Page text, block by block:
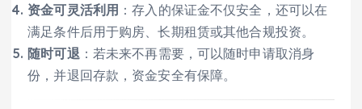
资金可灵活利用 ：存入的保证金不仅安全，还可以在
满足条件后用于购房、长期租赁或其他合规投资。
随时可退 ：若未来不再需要，可以随时申请取消身
份，并退回存款，资金安全有保障。